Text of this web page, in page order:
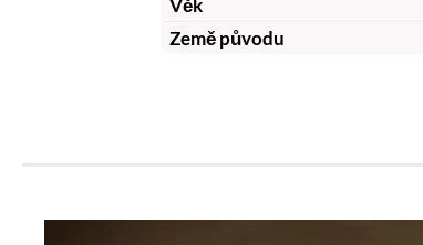
Země původu